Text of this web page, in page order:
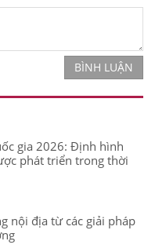
BÌNH LUẬN
gia 2026: Định hình
phát triển trong thời
nội địa từ các giải pháp